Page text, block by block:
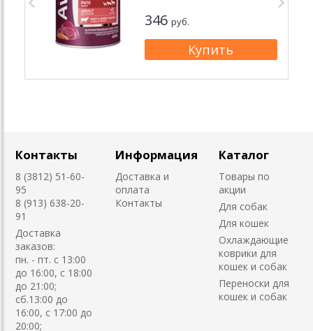
346 руб.
Контакты
8 (3812) 51-60-
95
8 (913) 638-20-
91
Доставка
заказов:
пн. - пт. с 13:00
до 16:00, с 18:00
до 21:00;
сб.13:00 до
16:00, с 17:00 до
20:00;
Информация
Доставка и
оплата
Контакты
Каталог
Товары по
акции
Для собак
Для кошек
Охлаждающие
коврики для
кошек и собак
Переноски для
кошек и собак